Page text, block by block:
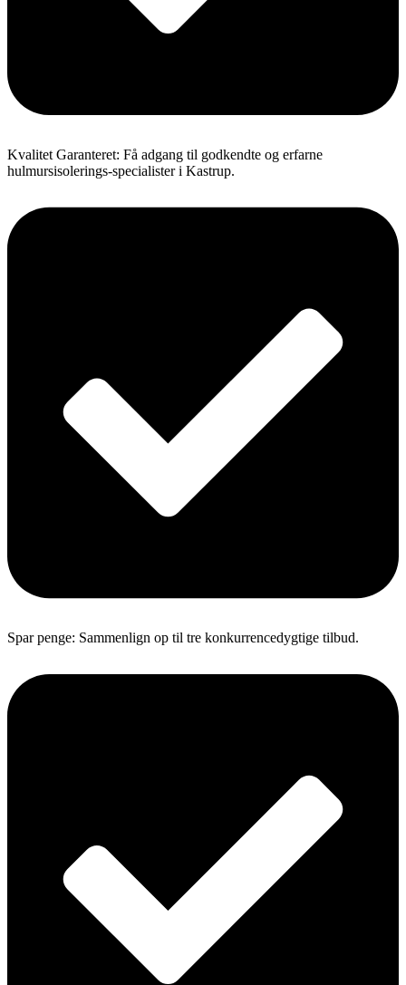
Kvalitet Garanteret: Få adgang til godkendte og erfarne
hulmursisolerings-specialister i Kastrup.
Spar penge: Sammenlign op til tre konkurrencedygtige tilbud.